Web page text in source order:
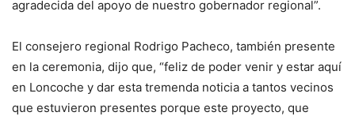
agradecida del apoyo de nuestro gobernador regional”.
El consejero regional Rodrigo Pacheco, también presente
en la ceremonia, dijo que, “feliz de poder venir y estar aquí
en Loncoche y dar esta tremenda noticia a tantos vecinos
que estuvieron presentes porque este proyecto, que